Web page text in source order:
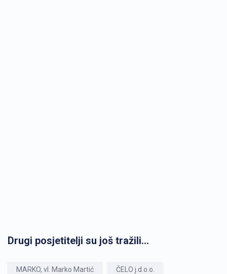
Drugi posjetitelji su još tražili...
MARKO, vl. Marko Martić ČELO j.d.o.o.